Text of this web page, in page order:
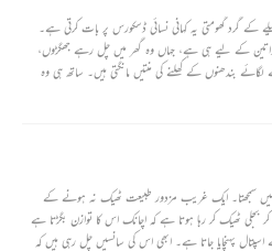
کے گرد گھومتی یہ کہانی نسائی ڈسکورس پر بات کرتی ہے۔
کے لیے ہی ہے، جہاں وہ گھر میں چل رہے جھگڑوں،
بندھنوں کے کھلنے کی منتیں مانگتی ہیں۔ ساتھ ہی وہ
بات چیت کرتی جاتی ہیں۔
سمجھتا۔ ایک غریب مزدور طبیعت ٹھیک نہ ہونے کے
کر بجلی ٹھیک کر رہا ہوتا ہے کہ اچانک اس کا توازن بگڑتا ہے
پہنچایا جاتا ہے۔ ابھی اس کی سانسیں چل رہی ہیں کہ